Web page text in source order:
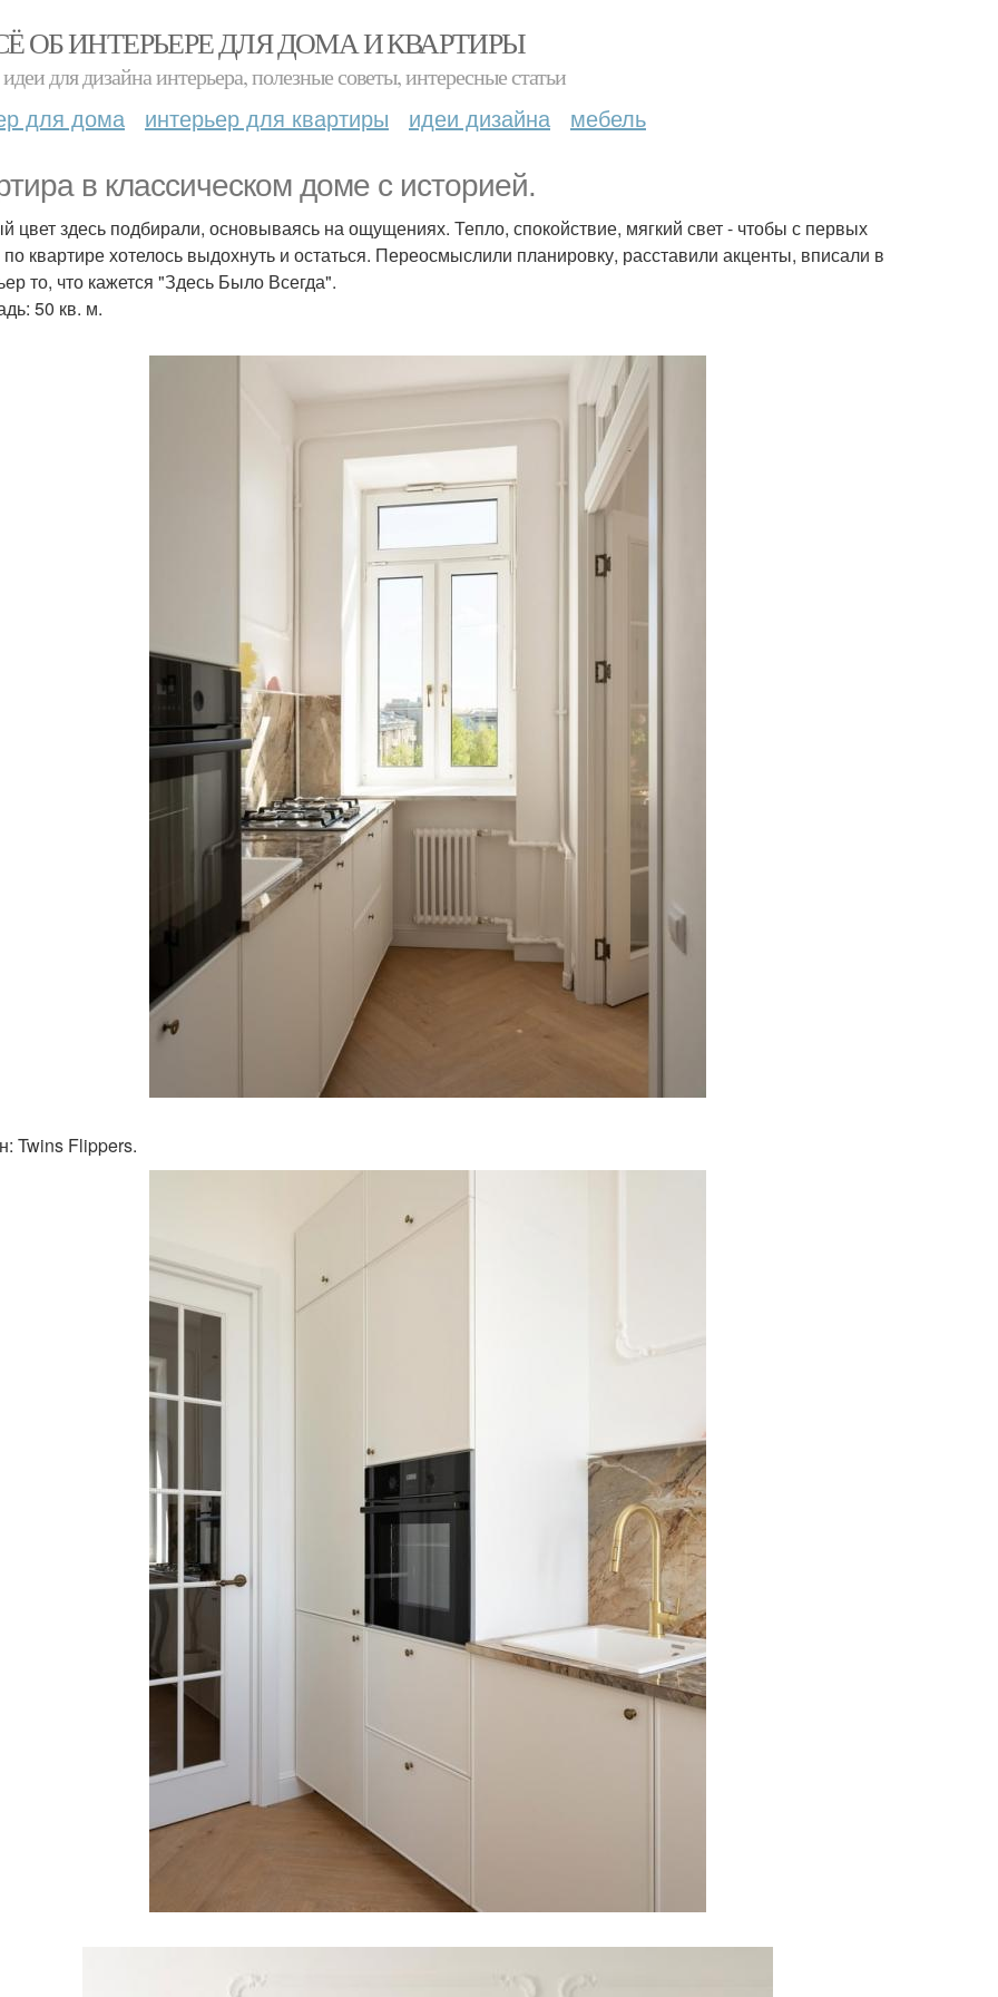
ОБ ИНТЕРЬЕРЕ ДЛЯ ДОМА И КВАРТИРЫ
для дизайна интерьера, полезные советы, интересные статьи
для дома интерьер для квартиры идеи дизайна мебель
в классическом доме с историей.
цвет здесь подбирали, основываясь на ощущениях. Тепло, спокойствие, мягкий свет - чтобы с первых
квартире хотелось выдохнуть и остаться. Переосмыслили планировку, расставили акценты, вписали в
то, что кажется "Здесь Было Всегда".
50 кв. м.
Twins Flippers.